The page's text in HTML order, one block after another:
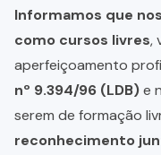
Informamos que
como cursos livres,
aperfeiçoamento
nº 9.394/96 (LDB)e
serem de formação
reconhecimento